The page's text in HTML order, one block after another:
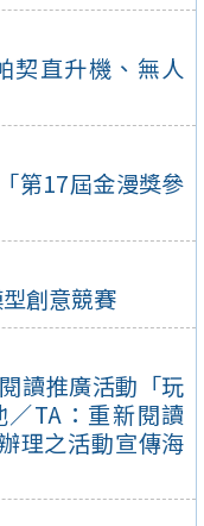
契直升機、無人
第17屆金漫獎參
創意競賽
讀推廣活動「玩
TA：重新閱讀
理之活動宣傳海